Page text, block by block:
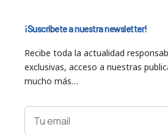
¡Suscríbete a nuestra newsletter!
Recibe toda la actualidad
exclusivas, acceso a nuestras
mucho más…